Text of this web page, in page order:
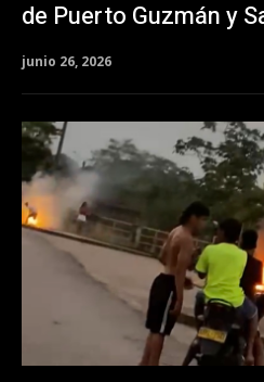
de Puerto Guzmán y
junio 26, 2026